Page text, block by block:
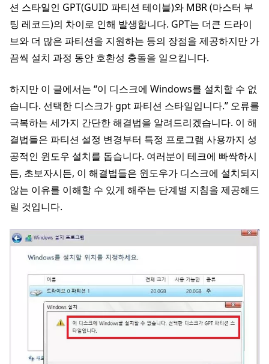
션 스타일인 GPT(GUID 파티션 테이블)와 MBR (마스터 부
팅 레코드)의 차이로 인해 발생합니다. GPT는 더큰 드라이
브와 더 많은 파티션을 지원하는 등의 장점을 제공하지만 가
끔씩 설치 과정 동안 호환성 충돌을 일으킵니다.
하지만 이 글에서는 “이 디스크에 Windows를 설치할 수 없
습니다. 선택한 디스크가 gpt 파티션 스타일입니다.” 오류를
극복하는 세가지 간단한 해결법을 알려드리겠습니다. 이 해
결법들은 파티션 설정 변경부터 특정 프로그램 사용까지 성
공적인 윈도우 설치를 돕습니다. 여러분이 테크에 빠싹하시
든, 초보자시든, 이 해결법들은 윈도우가 디스크에 설치되지
않는 이유를 이해할 수 있게 해주는 단계별 지침을 제공해드
릴 것입니다.